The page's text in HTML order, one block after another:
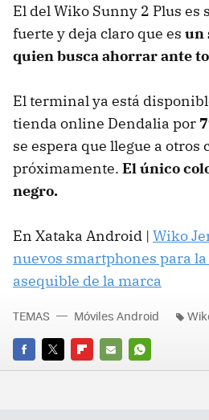
El del Wiko Sunny 2 Plus es
fuerte y deja claro que es un
quien busca ahorrar ante
El terminal ya está
tienda online Dendalia por
se espera que llegue a otros
próximamente. El único
negro.
En Xataka Android | Wiko
nuevos smartphones para
asequible de la marca
FACEBOOK
TWITTERFLIPBOARD
E-
WHATSAPP
TEMAS Móviles Android